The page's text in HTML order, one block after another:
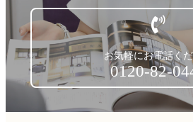
お気軽にお電話く
0120-82-